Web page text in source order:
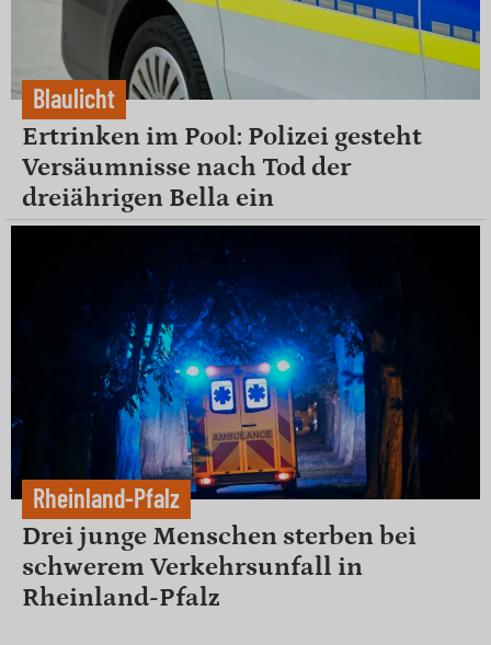
Blaulicht
Ertrinken im Pool: Polizei gesteht
Versäumnisse nach Tod der
dreiährigen Bella ein
Rheinland-Pfalz
Drei junge Menschen sterben bei
schwerem Verkehrsunfall in
Rheinland-Pfalz